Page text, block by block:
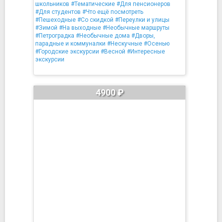
школьников #Тематические #Для пенсионеров
#Для студентов #Что ещё посмотреть
#Пешеходные #Со скидкой #Переулки и улицы
#Зимой #На выходные #Необычные маршруты
#Петроградка #Необычные дома #Дворы,
парадные и коммуналки #Нескучные #Осенью
#Городские экскурсии #Весной #Интересные
экскурсии
4900 ₽